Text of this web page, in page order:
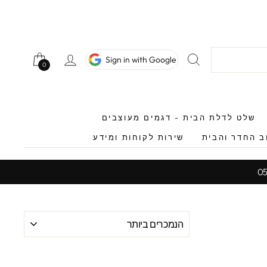
חיפוש
Sign in with Google כניסה
0
0
שלט לדלת הבית - דגמים מעוצבים
החדר והבית שירות לקוחות ומידע
לפי